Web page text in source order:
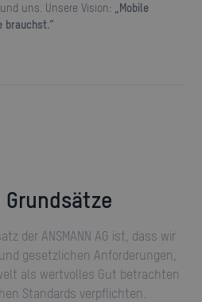
uns. Unsere Vision:
„Mobile
brauchst.“
Grundsätze
der ANSMANN AG ist, dass wir
gesetzlichen Anforderungen,
als wertvolles Gut betrachten
Standards verpflichten.